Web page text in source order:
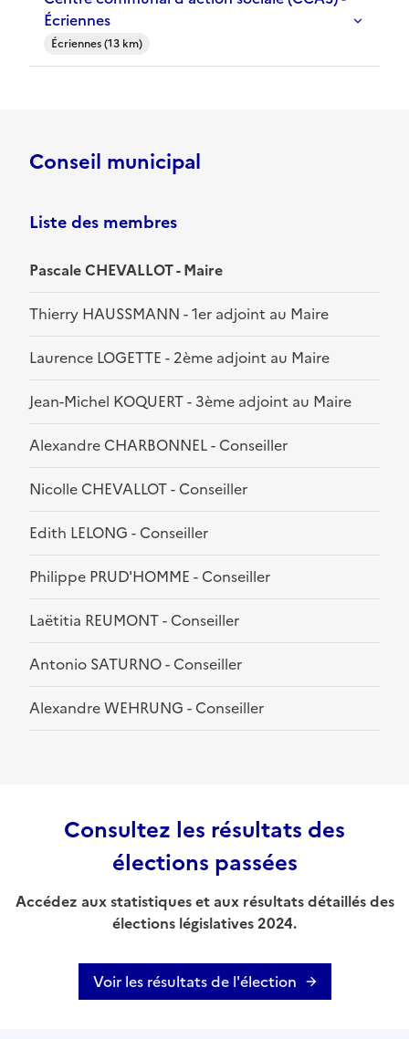
Écriennes
Écriennes (13 km)
Conseil municipal
Liste des membres
Pascale CHEVALLOT - Maire
Thierry HAUSSMANN - 1er adjoint au Maire
Laurence LOGETTE - 2ème adjoint au Maire
Jean-Michel KOQUERT - 3ème adjoint au Maire
Alexandre CHARBONNEL - Conseiller
Nicolle CHEVALLOT - Conseiller
Edith LELONG - Conseiller
Philippe PRUD'HOMME - Conseiller
Laëtitia REUMONT - Conseiller
Antonio SATURNO - Conseiller
Alexandre WEHRUNG - Conseiller
Consultez les résultats des
élections passées
Accédez aux statistiques et aux résultats détaillés des
élections législatives 2024.
Voir les résultats de l'élection